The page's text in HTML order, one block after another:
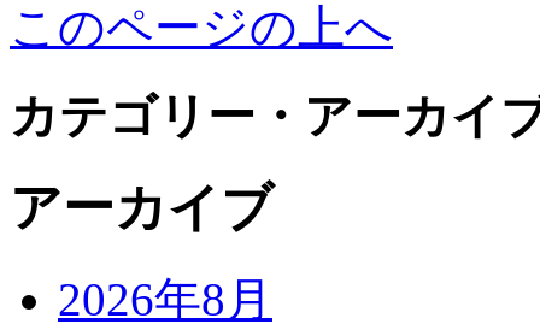
このページの上へ
カテゴリー・アーカイ
アーカイブ
2026年8月